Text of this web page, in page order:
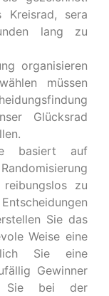
sera
lang zu
organisieren
müssen
Glücksrad
basiert auf
zu
Sie das
Weise eine
Sie eine
Gewinner
Sie bei der